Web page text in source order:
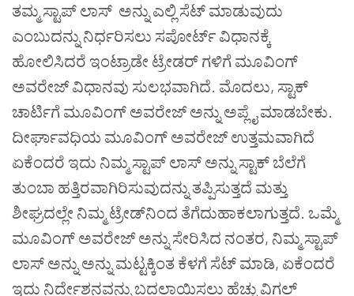
ತಮ್ಮ ಸ್ಟಾಪ್ ಲಾಸ್ ಅನ್ನು ಎಲ್ಲಿ ಸೆಟ್ ಮಾಡುವುದು
ಎಂಬುದನ್ನು ನಿರ್ಧರಿಸಲು ಸಪೋರ್ಟ್ ವಿಧಾನಕ್ಕೆ
ಹೋಲಿಸಿದರೆ ಇಂಟ್ರಾಡೇ ಟ್ರೇಡರ್ ಗಳಿಗೆ ಮೂವಿಂಗ್
ಅವರೇಜ್ ವಿಧಾನವು ಸುಲಭವಾಗಿದೆ. ಮೊದಲು, ಸ್ಟಾಕ್
ಚಾರ್ಟಿಗೆ ಮೂವಿಂಗ್ ಅವರೇಜ್ ಅನ್ನು ಅಪ್ಲೈ ಮಾಡಬೇಕು.
ದೀರ್ಘಾವಧಿಯ ಮೂವಿಂಗ್ ಅವರೇಜ್ ಉತ್ತಮವಾಗಿದೆ
ಏಕೆಂದರೆ ಇದು ನಿಮ್ಮ ಸ್ಟಾಪ್ ಲಾಸ್ ಅನ್ನು ಸ್ಟಾಕ್ಬೆಲೆಗೆ
ತುಂಬಾ ಹತ್ತಿರವಾಗಿರಿಸುವುದನ್ನು ತಪ್ಪಿಸುತ್ತದೆ ಮತ್ತು
ಶೀಘ್ರದಲ್ಲೇ ನಿಮ್ಮ ಟ್ರೇಡ್ನಿಂದ ತೆಗೆದುಹಾಕಲಾಗುತ್ತದೆ. ಒಮ್ಮೆ
ಮೂವಿಂಗ್ ಅವರೇಜ್ ಅನ್ನು ಸೇರಿಸಿದ ನಂತರ, ನಿಮ್ಮ ಸ್ಟಾಪ್
ಲಾಸ್ ಅನ್ನು ಅನ್ನು ಮಟ್ಟಕ್ಕಿಂತ ಕೆಳಗೆ ಸೆಟ್ ಮಾಡಿ, ಏಕೆಂದರೆ
ಇದು ನಿರ್ದೇಶನವನ್ನುಬದಲಾಯಿಸಲು ಹೆಚ್ಚು ವಿಗಲ್